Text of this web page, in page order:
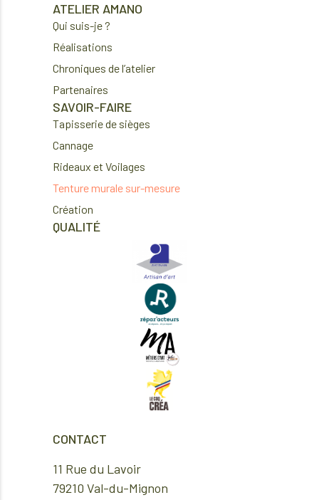
ATELIER AMANO
Qui suis-je ?
Réalisations
Chroniques de l’atelier
Partenaires
SAVOIR-FAIRE
Tapisserie de sièges
Cannage
Rideaux et Voilages
Tenture murale sur-mesure
Création
QUALITÉ
CONTACT
11 Rue du Lavoir
79210 Val-du-Mignon